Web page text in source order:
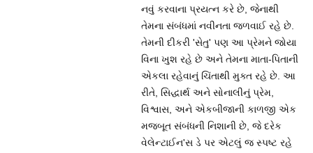
નવું કરવાના પ્રયત્ન કરે છે, જેનાથી
તેમના સંબંધમાં નવીનતા જળવાઈ રહે છે.
તેમની દીકરી 'સેતુ' પણ આ પ્રેમને જોયા
વિના ખુશ રહે છે અને તેમના માતા-પિતાની
એકલા રહેવાનું ચિંતાથી મુક્ત રહે છે. આ
રીતે, સિદ્ધાર્થ અને સોનાલીનું પ્રેમ,
વિશ્વાસ, અને એકબીજાની કાળજી એક
મજબૂત સંબંધની નિશાની છે, જે દરેક
વેલેન્ટાઈન'સ ડે પર એટલું જ સ્પષ્ટ રહે